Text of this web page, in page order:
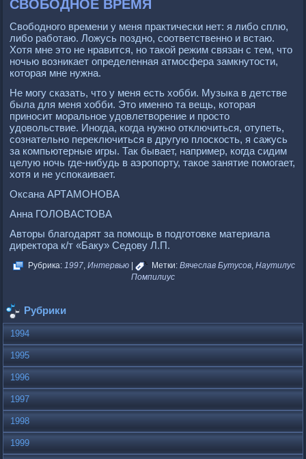
СВОБОДНОЕ ВРЕМЯ
Свободного времени у меня практически нет: я либо сплю,
либо работаю. Ложусь поздно, соответственно и встаю.
Хотя мне это не нравится, но такой режим связан с тем, что
ночью возникает определенная атмосфера замкнутости,
которая мне нужна.
Не могу сказать, что у меня есть хобби. Музыка в детстве
была для меня хобби. Это именно та вещь, которая
приносит моральное удовлетворение и просто
удовольствие. Иногда, когда нужно отключиться, отупеть,
сознательно переключиться в другую плоскость, я сажусь
за компьютерные игры. Так бывает, например, когда сидим
целую ночь где-нибудь в аэропорту, такое занятие помогает,
хотя и не успокаивает.
Оксана АРТАМОНОВА
Анна ГОЛОВАСТОВА
Авторы благодарят за помощь в подготовке материала
директора к/т «Баку» Седову Л.П.
Рубрика: 1997, Интервью| Метки: Вячеслав Бутусов, Наутилус
Помпилиус
Рубрики
1994
1995
1996
1997
1998
1999